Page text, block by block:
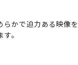
らかで迫力ある映像を
。